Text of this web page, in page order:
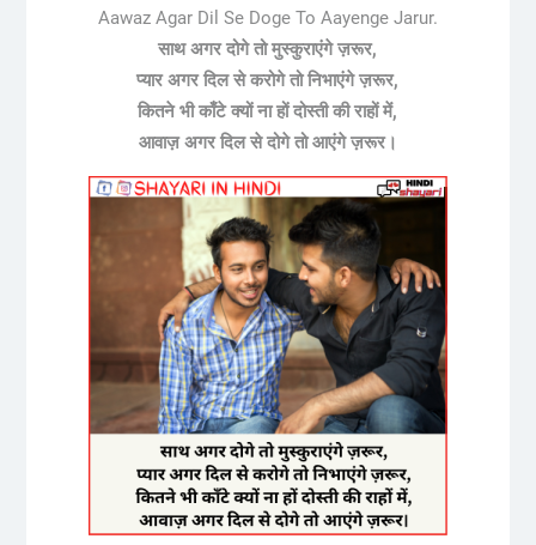
Aawaz Agar Dil Se Doge To Aayenge Jarur.
साथ अगर दोगे तो मुस्कुराएंगे ज़रूर,
प्यार अगर दिल से करोगे तो निभाएंगे ज़रूर,
कितने भी काँटे क्यों ना हों दोस्ती की राहों में,
आवाज़ अगर दिल से दोगे तो आएंगे ज़रूर।